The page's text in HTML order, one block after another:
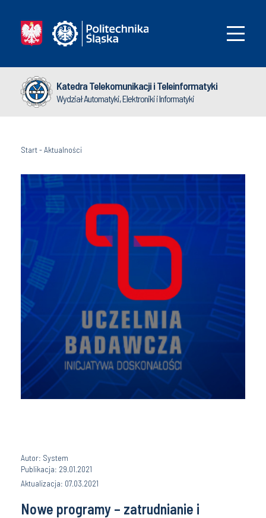
Katedra Telekomunikacji i Teleinformatyki
Wydział Automatyki, Elektroniki i Informatyki
Start-Aktualności
Autor: System
Publikacja: 29.01.2021
Aktualizacja: 07.03.2021
Nowe programy – zatrudnianie i